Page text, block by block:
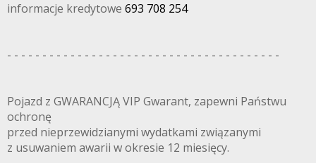
informacje kredytowe 693 708 254
- - - - - - - - - - - - - - - - - - - - - - - - - - - - - - - - - - - - - - -
Pojazd z GWARANCJĄ VIP Gwarant, zapewni Państwu
ochronę
przed nieprzewidzianymi wydatkami związanymi
z usuwaniem awarii w okresie 12 miesięcy.